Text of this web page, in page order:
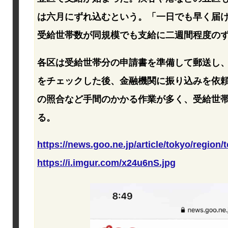
は六月にずれ込むという。「一日でも早く届
受給世帯数が同規模でも支給に二週間程度の
各区は受給世帯分の申請書を準備して郵送し
をチェックした後、金融機関に振り込みを依
の照合など手間のかかる作業が多く、受給世
る。
https://news.goo.ne.jp/article/tokyo/region/
https://i.imgur.com/x24u6nS.jpg